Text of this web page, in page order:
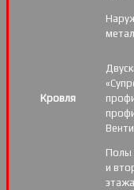
Кровля
Полы
и